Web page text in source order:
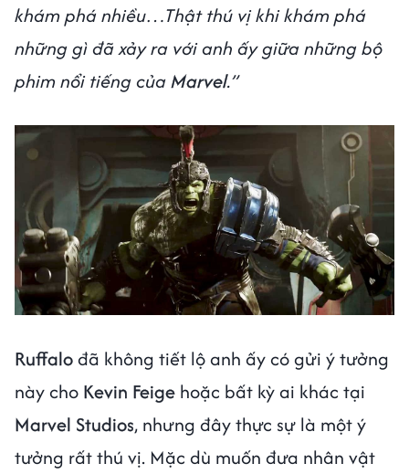
khám phá nhiều…Thật thú vị khi khám phá
những gì đã xảy ra với anh ấy giữa những bộ
phim nổi tiếng củaMarvel.”
Ruffalođã không tiết lộ anh ấy có gửi ý tưởng
này cho Kevin Feige hoặc bất kỳ ai khác tại
Marvel Studios, nhưng đây thực sự là một ý
tưởng rất thú vị. Mặc dù muốn đưa nhân vật